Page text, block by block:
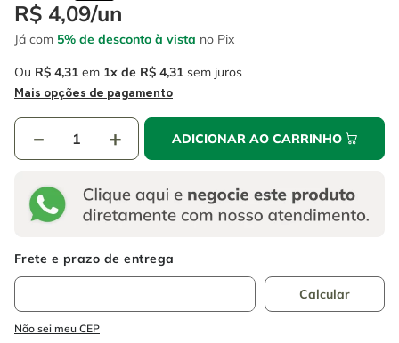
R$ 4,09/un
Já com 5% de desconto à vista no Pix
Ou R$ 4,31 em 1 R$ 4,31 sem juros
Mais opções de pagamento
＋
－ ADICIONAR AO CARRINHO
Não sei meu CEP
6 fio
7º serra copo
8º chave impacto
disco corte
º escada
º serra circular
º fio
chave impacto
disco corte